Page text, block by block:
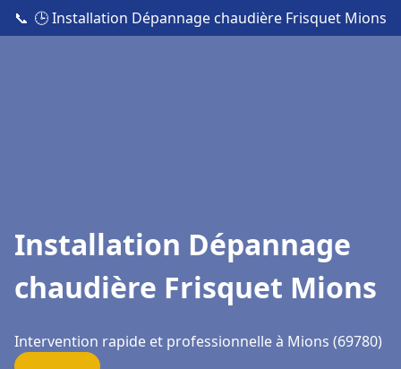
📞 🕒 Installation Dépannage chaudière Frisquet Mions
Installation Dépannage
chaudière Frisquet Mions
Intervention rapide et professionnelle à Mions (69780)